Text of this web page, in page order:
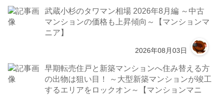
武蔵小杉のタワマン相場 2026年8月編 ～中古
マンションの価格も上昇傾向～【マンションマ
ニア】
2026年08月03日
早期転売住戸と新築マンションへ住み替える方
の出物は狙い目！ ～大型新築マンションが竣工
するエリアをロックオン～【マンションマニ